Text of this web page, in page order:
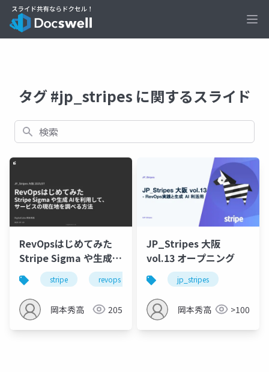
タグ #jp_stripes に関するスライド
検索
RevOpsはじめてみた
Stripe Sigma や生成
AIを利用して、 サービ
スの現在地を調べる方
法
stripe revops jp_stripes
岡本秀高 205
JP_Stripes 大阪
vol.13 オープニング
jp_stripes
岡本秀高 >100